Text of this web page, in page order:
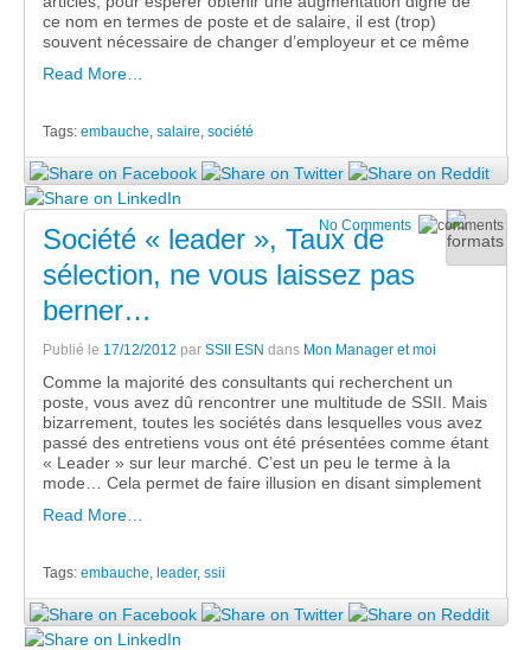
ce nom en termes de poste et de salaire, il est (trop)
souvent nécessaire de changer d’employeur et ce même
Read More…
Tags: embauche, salaire, société
No Comments
Société « leader », Taux de
sélection, ne vous laissez pas
berner…
Publié le 17/12/2012 par SSII ESN dans Mon Manager et moi
Comme la majorité des consultants qui recherchent un
poste, vous avez dû rencontrer une multitude de SSII. Mais
bizarrement, toutes les sociétés dans lesquelles vous avez
passé des entretiens vous ont été présentées comme étant
« Leader » sur leur marché. C’est un peu le terme à la
mode… Cela permet de faire illusion en disant simplement
Read More…
Tags: embauche, leader, ssii